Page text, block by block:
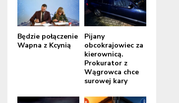
Będzie połączenie
Wapna z Kcynią
Pijany
obcokrajowiec za
kierownicą.
Prokurator z
Wągrowca chce
surowej kary